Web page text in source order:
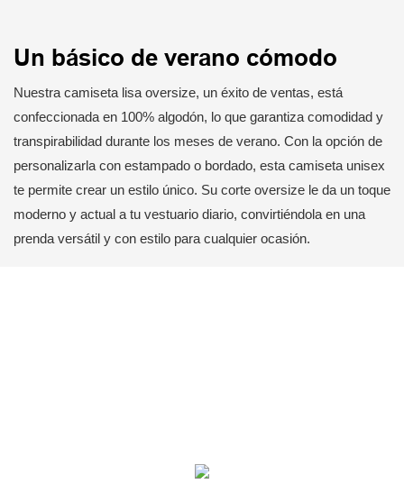
Un básico de verano cómodo
Nuestra camiseta lisa oversize, un éxito de ventas, está
confeccionada en 100% algodón, lo que garantiza comodidad y
transpirabilidad durante los meses de verano. Con la opción de
personalizarla con estampado o bordado, esta camiseta unisex
te permite crear un estilo único. Su corte oversize le da un toque
moderno y actual a tu vestuario diario, convirtiéndola en una
prenda versátil y con estilo para cualquier ocasión.